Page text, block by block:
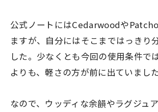
公式ノートにはCedarwoodや
ますが、自分にはそこまではっきり
した。少なくとも今回の使用条件で
よりも、軽さの方が前に出ていまし
なので、ウッディな余韻やラグジュ